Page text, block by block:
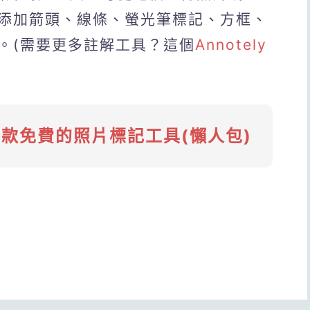
加箭頭、線條、螢光筆標記、方框、
(需要更多註解工具？這個Annotely
免費的照片標記工具(懶人包)